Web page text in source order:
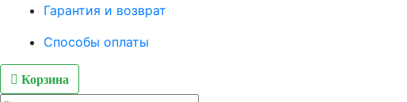
Гарантия и возврат
Способы оплаты
Корзина